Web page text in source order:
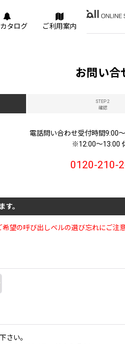
タログ ご利用案内
お問い合
STEP 2
確認
電話問い合わせ受付時間9:00
※12:00〜13:00
0120-210-
す。
望の呼び出しベルの選び忘れにご注
さい。